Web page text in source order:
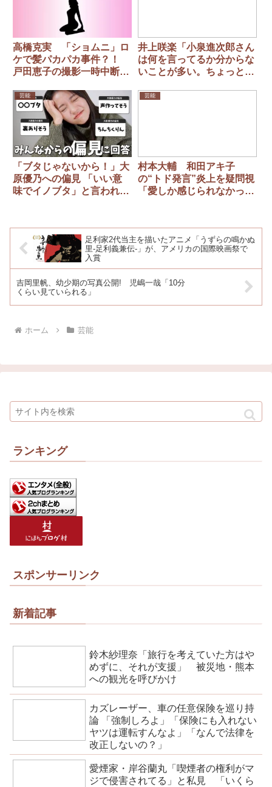
高橋克実 「ショムニ」ロ
ケで髪パカパカ事件？！
戸田恵子の撮影一時中断し
井上咲楽「小泉進次郎さん
は何を言ってるか分からな
いことが多い。ちょっと致
にネット称賛も…
芸能
「ブタじゃないから！」大
原優乃への偏見 「いい意
味でイノブタ」と言われシ
芸能
村本大輔 和田アキ子
の“トド発言”炎上を疑問視
「愛しか感じられなかった
足利家2代当主を描いたアニメ「うずらの鳴かぬ
里-足利義兼伝-」が、アメリカの国際映画祭で
入賞
吉岡里帆、幼少期の写真公開! 児嶋一哉「10分
くらい見ていられる」
ホーム 芸能
ランキング
スポンサーリンク
新着記事
鈴木紗理奈「旅行を考えていた方はや
めずに、それが支援」 被災地・熊本
への観光を呼びかけ
カズレーザー、車の任意保険を巡り持
論 「強制しろよ」「保険にも入れない
ヤツは運転すんなよ」「なんで法律を
改正しないの？」
愛煙家・岸谷蘭丸「喫煙者の権利がマ
ジで侵害されてる」と私見 「いくら